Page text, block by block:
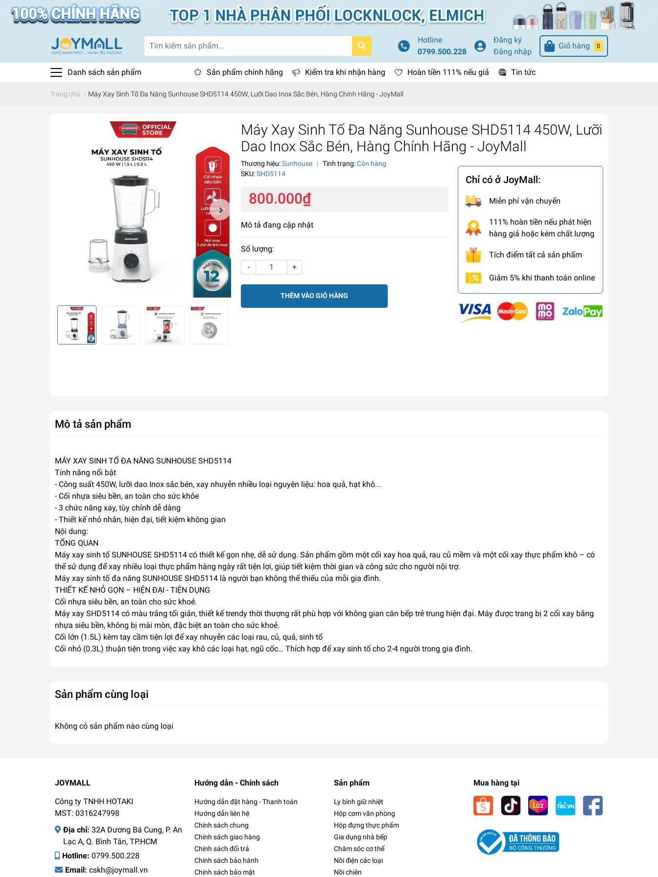
Hotline
0799.500.228
Đăng ký
Đăng nhập
Giỏ hàng 0
Danh sách sản phẩm Sản phẩm chính hãng Kiểm tra khi nhận hàng Hoàn tiền 111% nếu giả Tin tức
Trang chủ / Máy Xay Sinh Tố Đa Năng Sunhouse SHD5114 450W, Lưỡi Dao Inox Sắc Bén, Hàng Chính Hãng - JoyMall
Máy Xay Sinh Tố Đa Năng Sunhouse SHD5114 450W, Lưỡi
Dao Inox Sắc Bén, Hàng Chính Hãng - JoyMall
Thương hiệu:Sunhouse | Tình trạng:Còn hàng
SKU:SHD5114
800.000₫
Mô tả đang cập nhật
Số lượng:
-
+
THÊM VÀO GIỎ HÀNG
Chỉ có ở JoyMall:
Miễn phí vận chuyển
111% hoàn tiền nếu phát hiện
hàng giả hoặc kém chất lượng
Tích điểm tất cả sản phẩm
Giảm 5% khi thanh toán online
Mô tả sản phẩm
MÁY XAY SINH TỐ ĐA NĂNG SUNHOUSE SHD5114
Tính năng nổi bật
- Công suất 450W, lưỡi dao Inox sắc bén, xay nhuyễn nhiều loại nguyên liệu: hoa quả, hạt khô...
- Cối nhựa siêu bền, an toàn cho sức khỏe
- 3 chức năng xay, tùy chỉnh dễ dàng
- Thiết kế nhỏ nhắn, hiện đại, tiết kiệm không gian
Nội dung:
TỔNG QUAN
Máy xay sinh tố SUNHOUSE SHD5114 có thiết kế gọn nhẹ, dễ sử dụng. Sản phẩm gồm một cối xay hoa quả, rau củ mềm và một cối xay thực phẩm khô – có
thể sử dụng để xay nhiều loại thực phẩm hàng ngày rất tiện lợi, giúp tiết kiệm thời gian và công sức cho người nội trợ.
Máy xay sinh tố đa năng SUNHOUSE SHD5114 là người bạn không thể thiếu của mỗi gia đình.
THIẾT KẾ NHỎ GỌN – HIỆN ĐẠI - TIỆN DỤNG
Cối nhựa siêu bền, an toàn cho sức khoẻ.
Máy xay SHD5114 có màu trắng tối giản, thiết kế trendy thời thượng rất phù hợp với không gian căn bếp trẻ trung hiện đại. Máy được trang bị 2 cối xay bằng
nhựa siêu bền, không bị mài mòn, đặc biệt an toàn cho sức khoẻ.
Cối lớn (1.5L) kèm tay cầm tiện lợi để xay nhuyễn các loại rau, củ, quả, sinh tố
Cối nhỏ (0.3L) thuận tiện trong việc xay khô các loại hạt, ngũ cốc… Thích hợp để xay sinh tố cho 2-4 người trong gia đình.
Sản phẩm cùng loại
Không có sản phẩm nào cùng loại
JOYMALL
Công ty TNHH HOTAKI
MST: 0316247998
Địa chỉ: 32A Dương Bá Cung, P. An
Lạc A, Q. Bình Tân, TP.HCM
Hotline: 0799.500.228
Email: cskh@joymall.vn
Hướng dẫn - Chính sách
Hướng dẫn đặt hàng - Thanh toán
Hướng dẫn liên hệ
Chính sách chung
Chính sách giao hàng
Chính sách đổi trả
Chính sách bảo hành
Chính sách bảo mật
Sản phẩm
Ly bình giữ nhiệt
Hộp cơm văn phòng
Hộp đựng thực phẩm
Gia dụng nhà bếp
Chăm sóc cơ thể
Nồi điện các loại
Nồi chiên
Mua hàng tại